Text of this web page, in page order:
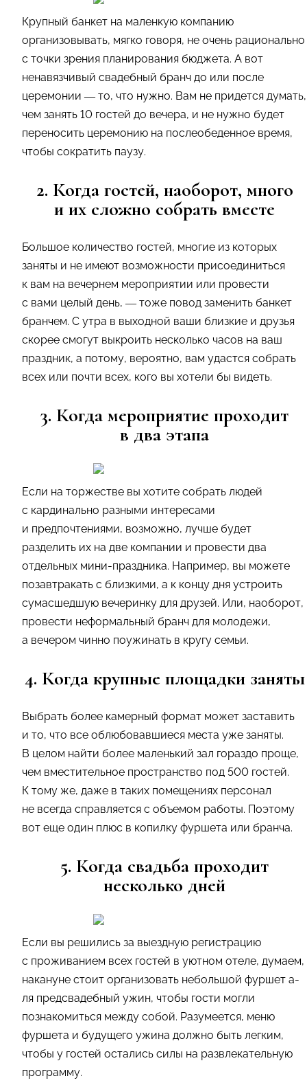
Крупный банкет на маленкую компанию
организовывать, мягко говоря, не очень рационально
с точки зрения планирования бюджета. А вот
ненавязчивый свадебный бранч до или после
церемонии — то, что нужно. Вам не придется думать,
чем занять 10 гостей до вечера, и не нужно будет
переносить церемонию на послеобеденное время,
чтобы сократить паузу.
2. Когда гостей, наоборот, много
и их сложно собрать вместе
Большое количество гостей, многие из которых
заняты и не имеют возможности присоединиться
к вам на вечернем мероприятии или провести
с вами целый день, — тоже повод заменить банкет
бранчем. С утра в выходной ваши близкие и друзья
скорее смогут выкроить несколько часов на ваш
праздник, а потому, вероятно, вам удастся собрать
всех или почти всех, кого вы хотели бы видеть.
3. Когда мероприятие проходит
в два этапа
Если на торжестве вы хотите собрать людей
с кардинально разными интересами
и предпочтениями, возможно, лучше будет
разделить их на две компании и провести два
отдельных мини-праздника. Например, вы можете
позавтракать с близкими, а к концу дня устроить
сумасшедшую вечеринку для друзей. Или, наоборот,
провести неформальный бранч для молодежи,
а вечером чинно поужинать в кругу семьи.
4. Когда крупные площадки заняты
Выбрать более камерный формат может заставить
и то, что все облюбовавшиеся места уже заняты.
В целом найти более маленький зал гораздо проще,
чем вместительное пространство под 500 гостей.
К тому же, даже в таких помещениях персонал
не всегда справляется с объемом работы. Поэтому
вот еще один плюс в копилку фуршета или бранча.
5. Когда свадьба проходит
несколько дней
Если вы решились за выездную регистрацию
с проживанием всех гостей в уютном отеле, думаем,
накануне стоит организовать небольшой фуршет а-
ля предсвадебный ужин, чтобы гости могли
познакомиться между собой. Разумеется, меню
фуршета и будущего ужина должно быть легким,
чтобы у гостей остались силы на развлекательную
программу.